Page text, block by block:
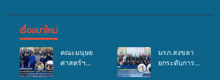
เรื่องมาใหม่
คณะมนุษย
ศาสตร์ฯ
มรภ.สงขลา
ยกระดับการ